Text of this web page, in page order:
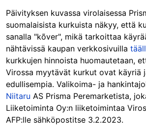
Päivityksen kuvassa virolaisessa
suomalaisista kurkuista näkyy, että
sanalla "kõver", mikä tarkoittaa
nähtävissä kaupan verkkosivuilla
kurkkujen hinnoista huomautetaan,
Virossa myytävät kurkut ovat käyriä
edullisempia. Valikoima- ja
Niitaru AS Prisma Peremarketista,
Liiketoiminta Oy:n liiketoimintaa
AFP:lle sähköpostitse 3.2.2023.